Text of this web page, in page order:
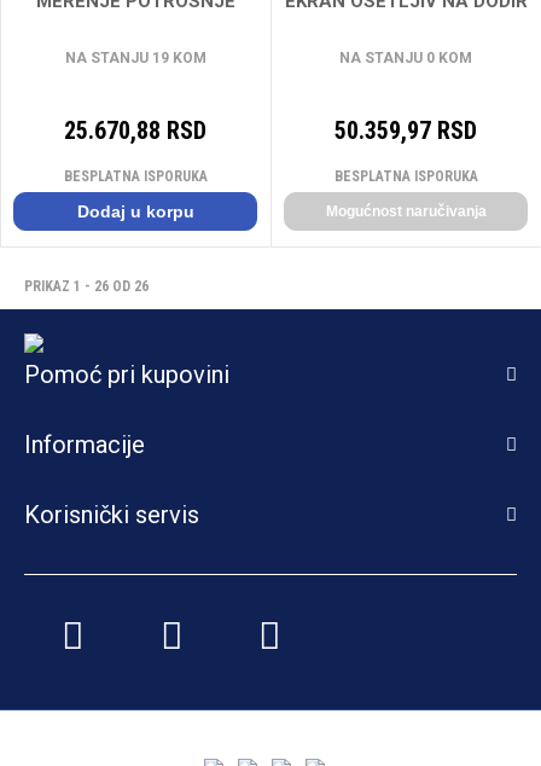
NA STANJU 19 KOM
25.670,88 RSD
BESPLATNA ISPORUKA
Dodaj u korpu
NA STANJU 0 KOM
50.359,97 RSD
BESPLATNA ISPORUKA
Mogućnost naručivanja
PRIKAZ 1 - 26 OD 26
Pomoć pri kupovini
Informacije
Korisnički servis